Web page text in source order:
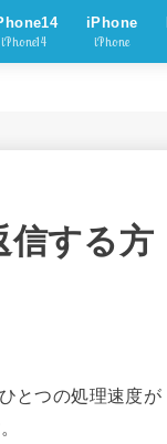
iPhone14
iPhone
iPhone
信する方
とつの処理速度が